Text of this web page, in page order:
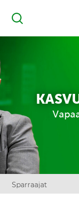
Haku
Sparraajat